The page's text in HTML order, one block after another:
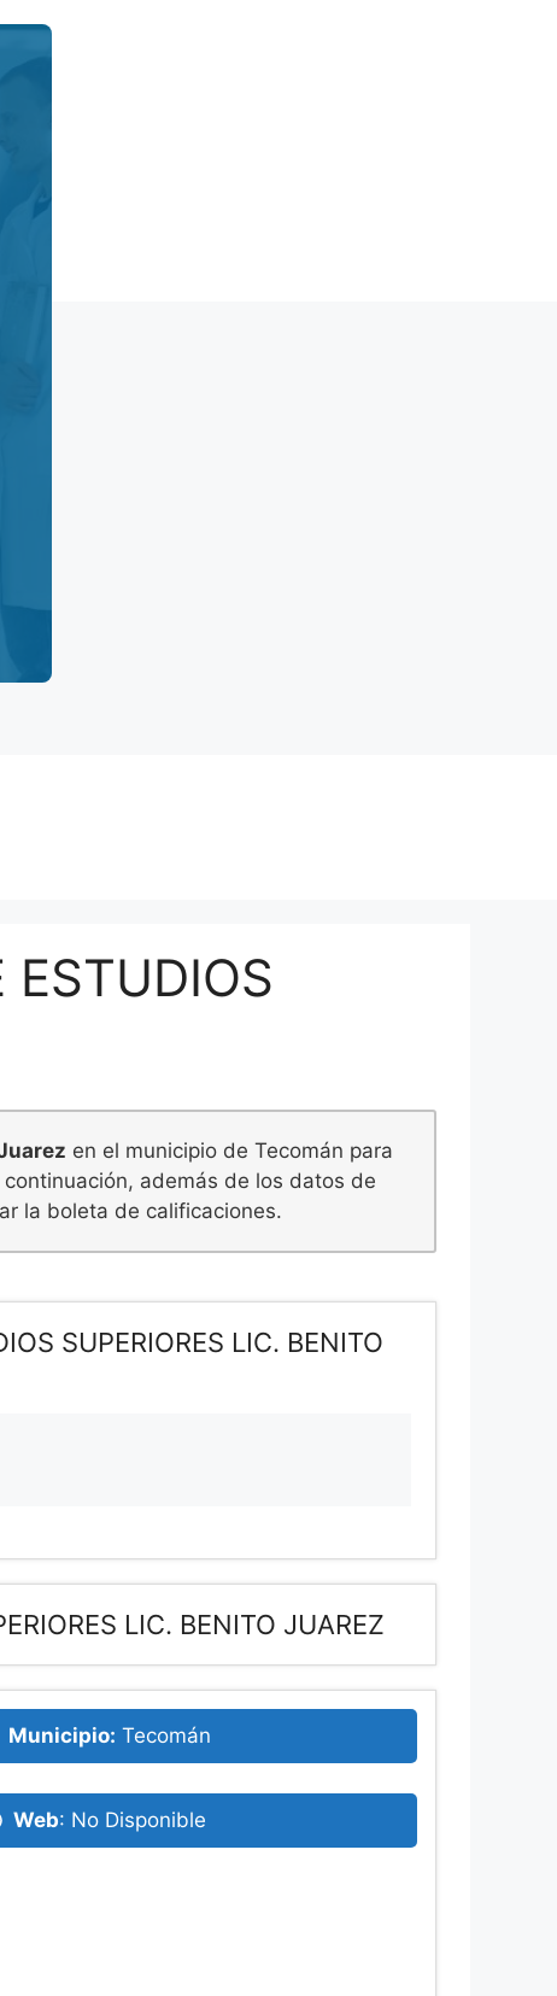
en el municipio de Tecomán para
además de los datos de
la boleta de calificaciones.
SUPERIORES LIC. BENITO
LIC. BENITO JUAREZ
Municipio: Tecomán
Web: No Disponible